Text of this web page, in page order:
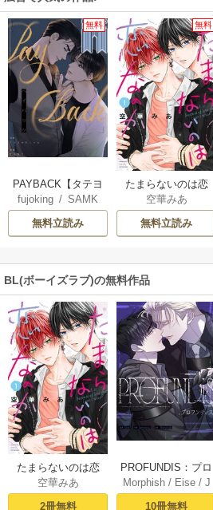
無料
PAYBACK【タテヨ
ミ】
fujoking /SAMK
無料立読み
無料
たまらないのは恋
なのか
空華みあ
無料立読み
BL(ボーイズラブ)の無料作品
たまらないのは恋
なのか（１）【シ
ーモア限定特典付
空華みあ
2冊無料
PROFUNDIS：プロ
フンディス【タテ
ヨミ】1
Morphish/ Eise/ J
aeyoung
10冊無料